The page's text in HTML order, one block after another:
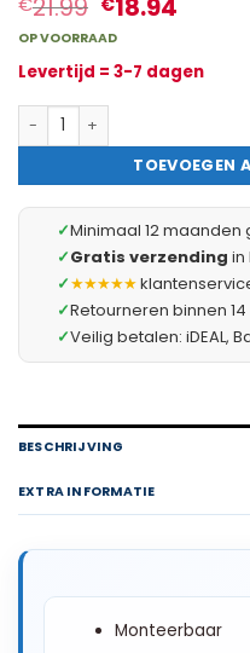
OP VOORRAAD
Levertijd = 3-7 dagen
10x RCA Aansluiting
TOEVOEGEN
✓Minimaal 12 maanden
✓Gratis verzending in
✓★★★★★
✓Retourneren binnen
✓Veilig betalen: iDEAL,
BESCHRIJVING
EXTRA INFORMATIE
Monteerbaar